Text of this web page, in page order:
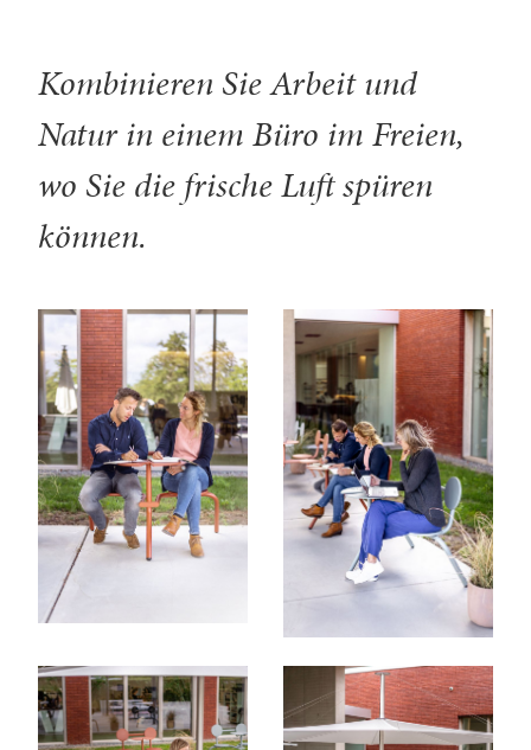
Kombinieren Sie Arbeit und
Natur in einem Büro im Freien,
wo Sie die frische Luft spüren
können.